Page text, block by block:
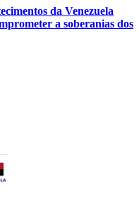
da Venezuela
a soberanias dos